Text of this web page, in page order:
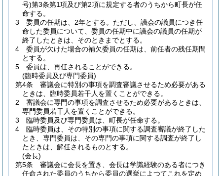
号)第3条第1項及び第2項に規定する者のうちから町長が任
命する。
3
委員の任期は、2年とする。 ただし、議会の議員につき任
命した委員について、委員の任期中に議会の議員の任期が
終了したときは、そのときまでとする。
4
委員が欠けた場合の補欠委員の任期は、前任者の残任期間
とする。
5
委員は、再任されることができる。
(臨時委員及び専門委員)
第4条
審議会に特別の事項を調査審議させるため必要がある
ときは、臨時委員若干人を置くことができる。
2
審議会に専門の事項を調査させるため必要があるときは、
専門委員若干人を置くことができる。
3
臨時委員及び専門委員は、町長が任命する。
4
臨時委員は、その特別の事項に関する調査審議が終了した
とき、専門委員は、その専門の事項に関する調査が終了し
たときは、解任されるものとする。
(会長)
第5条
審議会に会長を置き、会長は学識経験のある者につき
任命された委員のうちから委員の選挙によつてこれを定め